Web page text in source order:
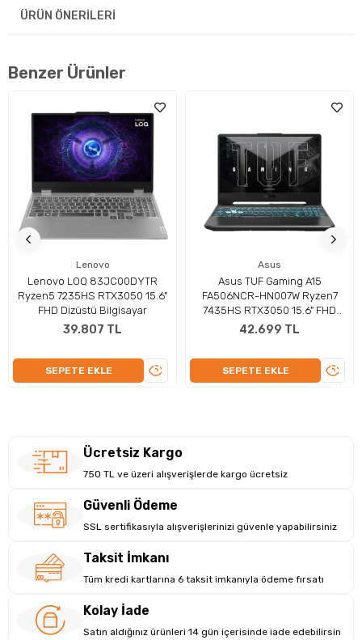
Görsel Zenginlik: Grafiklerde Üstün
Deneyim
NVIDIA GeForce RTX 4050 (6 GB GDDR6) bellekle
seviyeye taşır. 15.6 inç boyutundaki ekranı ve 1920 x 1080
çözünürlüğü, içeriklerinizi canlı ve net bir şekilde
ÜRÜN ÖNERILERI
Benzer Ürünler
Lenovo
Lenovo LOQ 83JC00DYTR
Ryzen5 7235HS RTX3050 15.6"
FHD Dizüstü Bilgisayar
39.807 TL
SEPETE EKLE
ÜRÜNÜ
Asus
Asus TUF Gaming A15
FA506NCR-HN007W Ryzen7
7435HS RTX3050 15.6" FHD
Dizüstü Bilgisayar
42.699 TL
SEPETE EKLE
Ücretsiz Kargo
750 TL ve üzeri alışverişlerde kargo ücretsiz
Güvenli Ödeme
SSL sertifikasıyla alışverişlerinizi güvenle yapabilirsiniz
Taksit İmkanı
Tüm kredi kartlarına 6 taksit imkanıyla ödeme fırsatı
Kolay İade
Satın aldığınız ürünleri 14 gün içerisinde iade edebilirsin